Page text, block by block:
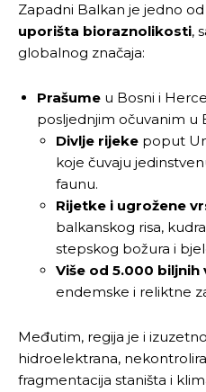
Zapadni Balkan je jedno
uporišta bioraznolikosti,
globalnog značaja:
Prašume u Bosni i
posljednjim očuvanim u
Divlje rijeke poput
koje čuvaju
faunu.
Rijetke i ugrožene
balkanskog risa,
stepskog božura i
Više od 5.000 biljnih
endemske i reliktne
Međutim, regija je i
hidroelektrana,
fragmentacija staništa i